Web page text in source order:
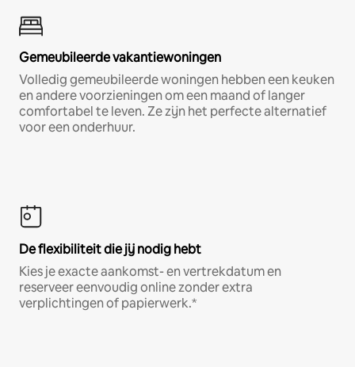
Gemeubileerde vakantiewoningen
Volledig gemeubileerde woningen hebben een keuken
en andere voorzieningen om een maand of langer
comfortabel te leven. Ze zijn het perfecte alternatief
voor een onderhuur.
De flexibiliteit die jij nodig hebt
Kies je exacte aankomst- en vertrekdatum en
reserveer eenvoudig online zonder extra
verplichtingen of papierwerk.*